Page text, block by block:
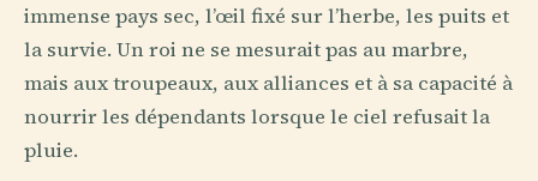
immense pays sec, l’œil fixé sur l’herbe, les puits et
la survie. Un roi ne se mesurait pas au marbre,
mais aux troupeaux, aux alliances et à sa capacité à
nourrir les dépendants lorsque le ciel refusait la
pluie.